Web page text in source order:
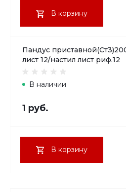
В корзину
Пандус
лист 12/настил лист риф.12
В наличии
1 руб.
В корзину